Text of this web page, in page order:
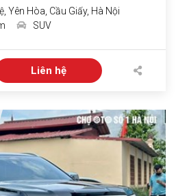
Yên Hòa, Cầu Giấy, Hà Nội
SUV
Liên hệ